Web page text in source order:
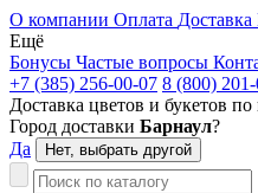
О компании Оплата Доставка
Ещё
Бонусы Частые вопросы
+7 (385) 256-00-07 8 (800)
Доставка цветов и букетов по
Город доставки Барнаул?
Да
Нет, выбрать другой